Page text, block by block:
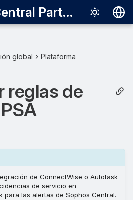
Sophos Central Partner
中文（繁體）
de
global
Plataforma
reglas de
de ConnectWise o Autotask
de servicio en
para las alertas de Sophos Central.